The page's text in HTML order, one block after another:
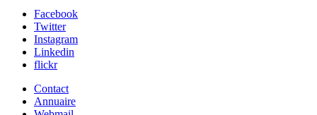
Facebook
Twitter
Instagram
Linkedin
flickr
Contact
Annuaire